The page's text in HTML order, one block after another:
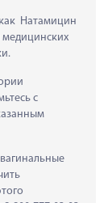
Натамицин
с